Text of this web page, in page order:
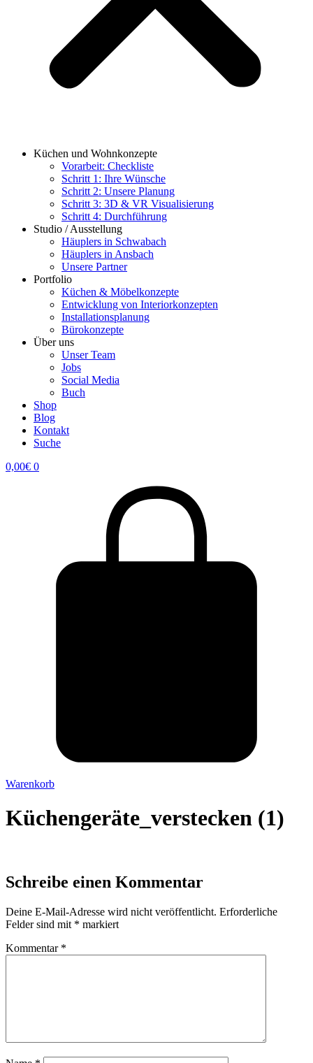
Küchen und Wohnkonzepte
Vorarbeit: Checkliste
Schritt 1: Ihre Wünsche
Schritt 2: Unsere Planung
Schritt 3: 3D & VR Visualisierung
Schritt 4: Durchführung
Studio / Ausstellung
Häuplers in Schwabach
Häuplers in Ansbach
Unsere Partner
Portfolio
Küchen & Möbelkonzepte
Entwicklung von Interiorkonzepten
Installationsplanung
Bürokonzepte
Über uns
Unser Team
Jobs
Social Media
Buch
Shop
Blog
Kontakt
Suche
0,00€ 0
Warenkorb
Küchengeräte_verstecken (1)
Schreibe einen Kommentar
Deine E-Mail-Adresse wird nicht veröffentlicht. Erforderliche
Felder sind mit * markiert
Kommentar *